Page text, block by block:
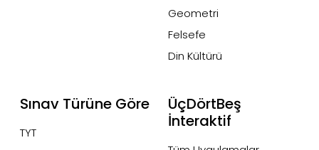
Geometri
Felsefe
Din Kültürü
Sınav Türüne Göre
TYT
ÜçDörtBeş
İnteraktif